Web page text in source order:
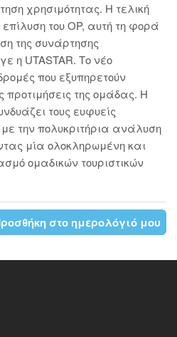
χρησιμότητας. Η τελική
του OP, αυτή τη φορά
της συνάρτησης
η UTASTAR. Το νέο
που εξυπηρετούν
προτιμήσεις της ομάδας. Η
τους ευφυείς
την πολυκριτήρια ανάλυση
μία ολοκληρωμένη και
ομαδικών τουριστικών
στο ημερολόγιό μου